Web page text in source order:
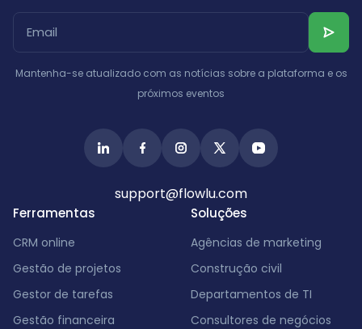
Catar
Albânia
Ferramentas
CRM online
Gestão de projetos
Gestor de tarefas
Gestão financeira
Soluções
Agências de marketing
Construção civil
Departamentos de TI
Consultores de negócios
Mantenha-se atualizado com as notícias sobre a plataforma e os
próximos eventos
support@flowlu.com